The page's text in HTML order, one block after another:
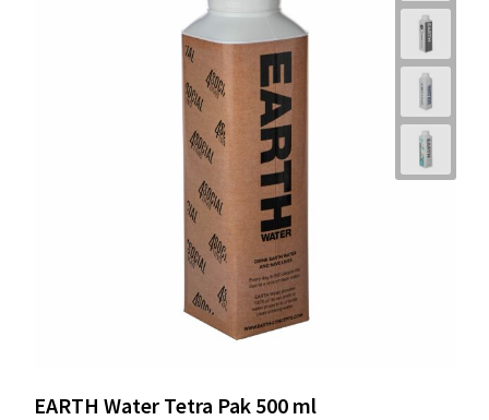
EARTH Water Tetra Pak 500 ml